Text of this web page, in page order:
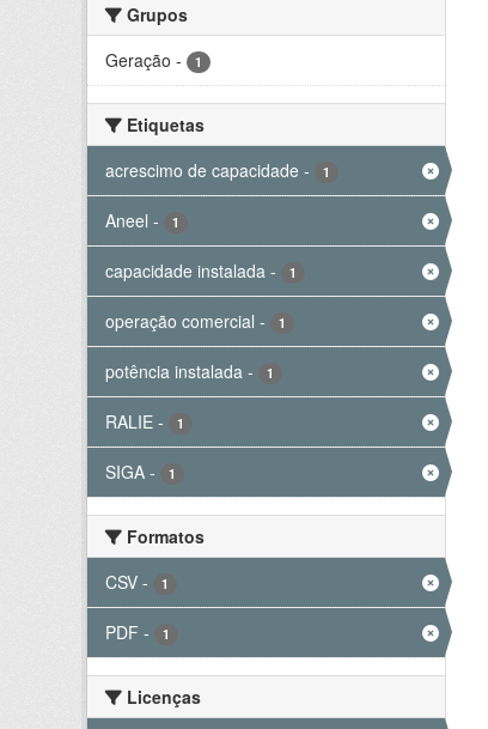
Grupos
Geração - 1
Etiquetas
acrescimo de capacidade - 1
Aneel - 1
capacidade instalada - 1
operação comercial - 1
potência instalada - 1
RALIE - 1
SIGA - 1
Formatos
CSV - 1
PDF - 1
Licenças